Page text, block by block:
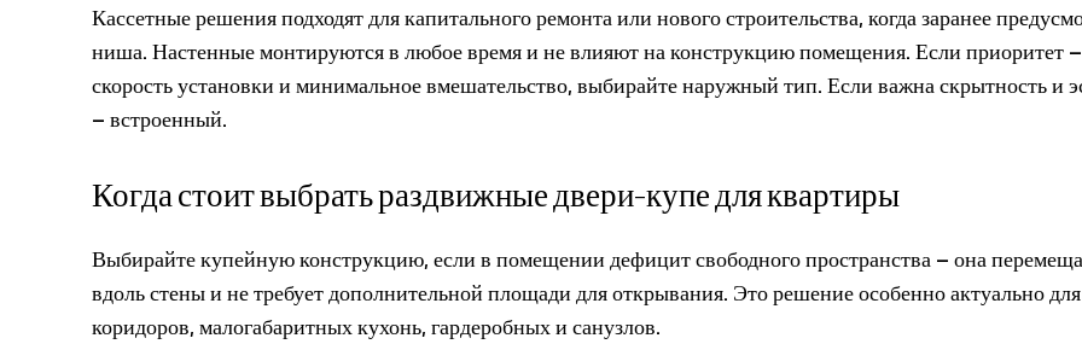
Кассетные решения подходят для капитального ремонта или нового строительства, когда заранее
ниша. Настенные монтируются в любое время и не влияют на конструкцию помещения. Если приоритет –
скорость установки и минимальное вмешательство, выбирайте наружный тип. Если важна скрытность и
– встроенный.
Когда стоит выбрать раздвижные двери-купе для квартиры
Выбирайте купейную конструкцию, если в помещении дефицит свободного пространства – она
вдоль стены и не требует дополнительной площади для открывания. Это решение особенно актуально
коридоров, малогабаритных кухонь, гардеробных и санузлов.